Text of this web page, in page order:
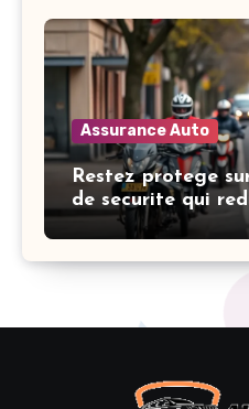
Assurance Auto
Restez protege
de securite qui